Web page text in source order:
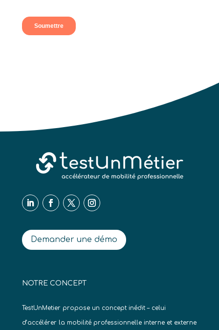
Demander une démo
NOTRE CONCEPT
TestUnMetier propose un concept inédit – celui
d’accélérer la mobilité professionnelle interne et externe